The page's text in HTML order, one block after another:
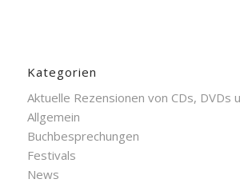
Kategorien
Aktuelle Rezensionen von CDs, DVDs
Allgemein
Buchbesprechungen
Festivals
News